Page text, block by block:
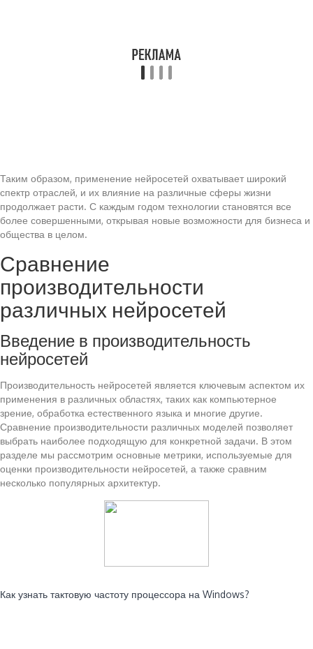
Таким образом, применение нейросетей охватывает широкий
спектр отраслей, и их влияние на различные сферы жизни
продолжает расти. С каждым годом технологии становятся все
более совершенными, открывая новые возможности для бизнеса и
общества в целом.
Сравнение
производительности
различных нейросетей
Введение в производительность
нейросетей
Производительность нейросетей является ключевым аспектом их
применения в различных областях, таких как компьютерное
зрение, обработка естественного языка и многие другие.
Сравнение производительности различных моделей позволяет
выбрать наиболее подходящую для конкретной задачи. В этом
разделе мы рассмотрим основные метрики, используемые для
оценки производительности нейросетей, а также сравним
несколько популярных архитектур.
Как узнать тактовую частоту процессора на Windows?